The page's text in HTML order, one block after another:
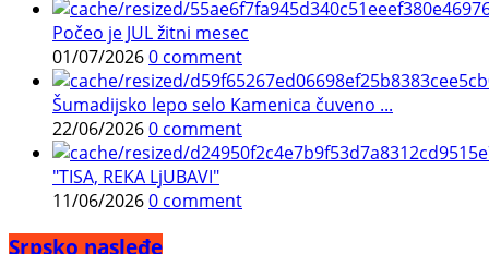
Počeo je JUL žitni mesec
01/07/20260 comment
Šumadijsko lepo selo Kamenica čuveno ...
22/06/20260 comment
"TISA, REKA LjUBAVI"
11/06/20260 comment
Srpsko nasleđe